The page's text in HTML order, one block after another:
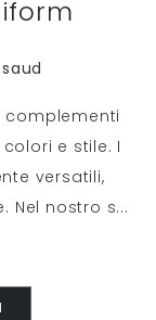
complementi
e stile. I
versatili,
Nel nostro s...